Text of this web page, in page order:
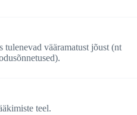
vääramatust jõust (nt
teel.